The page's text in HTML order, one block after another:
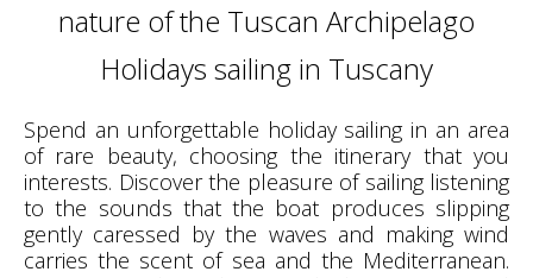
nature of the Tuscan Archipelago
Holidays sailing in Tuscany
Spend an unforgettable holiday sailing in an area
of rare beauty, choosing the itinerary that you
interests. Discover the pleasure of sailing listening
to the sounds that the boat produces slipping
gently caressed by the waves and making wind
carries the scent of sea and the Mediterranean.